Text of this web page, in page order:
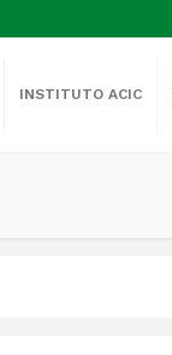
INSTITUTO ACIC